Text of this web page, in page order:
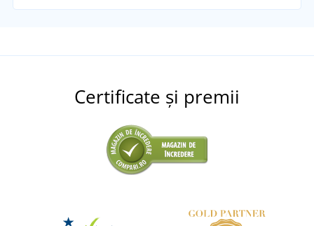
Certificate și premii